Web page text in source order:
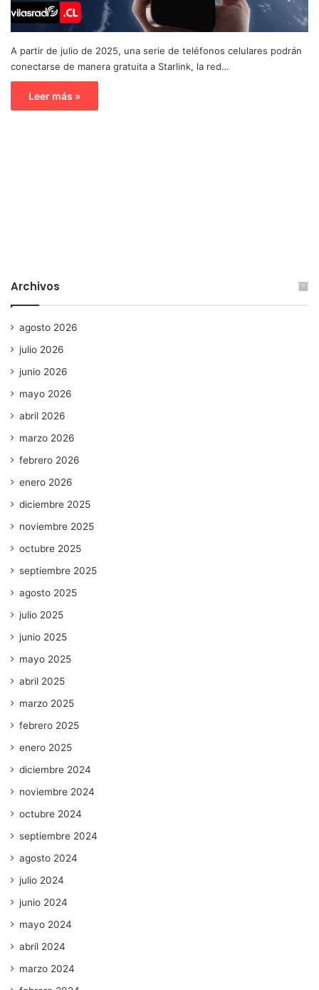
A partir de julio de 2025, una serie de teléfonos celulares podrán
conectarse de manera gratuita a Starlink, la red…
Leer más »
Archivos
agosto 2026
julio 2026
junio 2026
mayo 2026
abril 2026
marzo 2026
febrero 2026
enero 2026
diciembre 2025
noviembre 2025
octubre 2025
septiembre 2025
agosto 2025
julio 2025
junio 2025
mayo 2025
abril 2025
marzo 2025
febrero 2025
enero 2025
diciembre 2024
noviembre 2024
octubre 2024
septiembre 2024
agosto 2024
julio 2024
junio 2024
mayo 2024
abril 2024
marzo 2024